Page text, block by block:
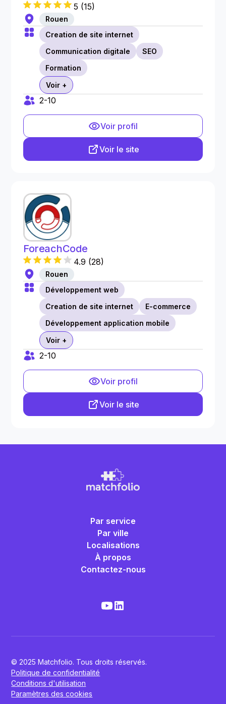
5 (15)
Rouen
Creation de site internet
Communication digitale
SEO
Formation
Voir +
2-10
Voir profil
Voir le site
ForeachCode
4.9 (28)
Rouen
Développement web
Creation de site internet
E-commerce
Développement application mobile
Voir +
2-10
Voir profil
Voir le site
Par service
Par ville
Localisations
À propos
Contactez-nous
© 2025 Matchfolio. Tous droits réservés.
Politique de confidentialité
Conditions d'utilisation
Paramètres des cookies